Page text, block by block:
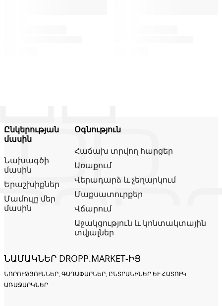
Ընկերության
մասին
Նախագծի
մասին
Երաշխիքներ
Մամուլը մեր
մասին
Օգնություն
Հաճախ տրվող հարցեր
Առաքում
Վերադարձ և չեղարկում
Մաքսատուրքեր
Վճարում
Աջակցություն և կոնտակտային
տվյալներ
ՆԱՄԱԿՆԵՐ DROPP.MARKET-ԻՑ
ՆՈՐՈՒԹՅՈՒՆՆԵՐ, ԳԱՂԱՓԱՐՆԵՐ, ԸՆՏՐԱՆԻՆԵՐ ԵՒ ՀԱՏՈՒԿ Ա
ՌԱՋԱՐԿՆԵՐ